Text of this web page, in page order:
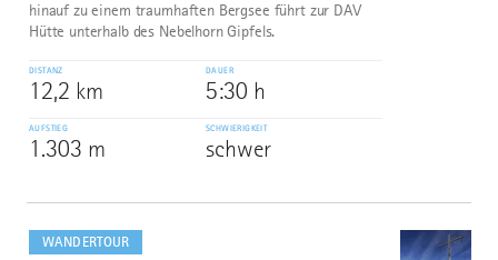
hinauf zu einem traumhaften Bergsee führt zur DAV
Hütte unterhalb des Nebelhorn Gipfels.
DISTANZ
12,2 km
DAUER
5:30 h
AUFSTIEG
1.303 m
SCHWIERIGKEIT
schwer
WANDERTOUR
dazu